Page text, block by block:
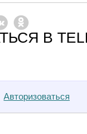
В
Авторизоваться